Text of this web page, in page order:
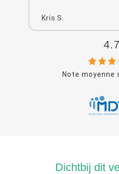
Kris S.
4.7
Note moyenne
Dichtbij dit